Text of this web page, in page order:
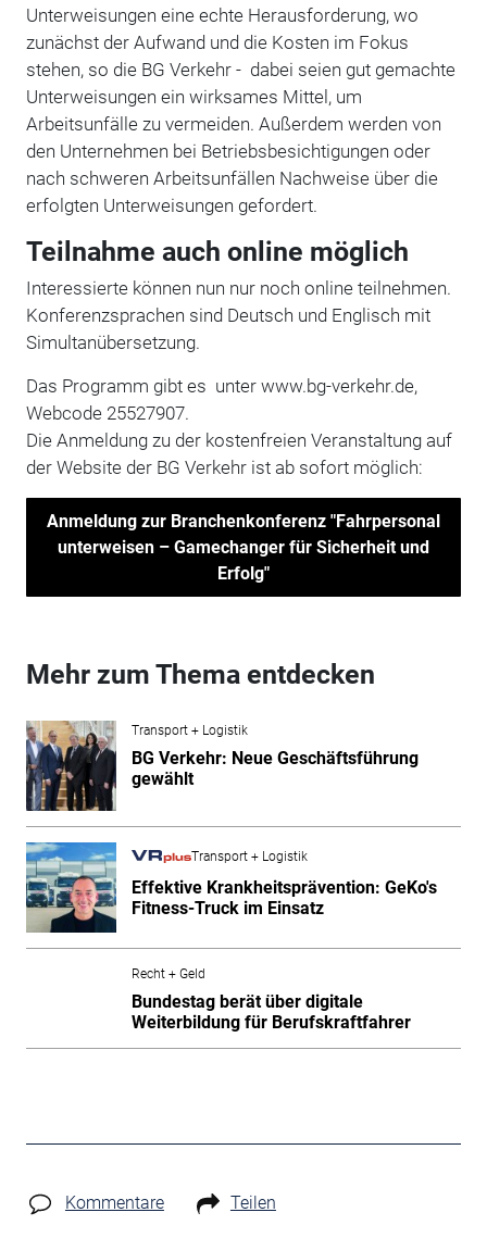
Unterweisungen eine echte Herausforderung, wo
zunächst der Aufwand und die Kosten im Fokus
stehen, so die BG Verkehr - dabei seien gut gemachte
Unterweisungen ein wirksames Mittel, um
Arbeitsunfälle zu vermeiden. Außerdem werden von
den Unternehmen bei Betriebsbesichtigungen oder
nach schweren Arbeitsunfällen Nachweise über die
erfolgten Unterweisungen gefordert.
Teilnahme auch online möglich
Interessierte können nun nur noch online teilnehmen.
Konferenzsprachen sind Deutsch und Englisch mit
Simultanübersetzung.
Das Programm gibt es unter www.bg-verkehr.de,
Webcode 25527907.
Die Anmeldung zu der kostenfreien Veranstaltung auf
der Website der BG Verkehr ist ab sofort möglich:
Anmeldung zur Branchenkonferenz "Fahrpersonal
unterweisen – Gamechanger für Sicherheit und
Erfolg"
Mehr zum Thema entdecken
Transport + Logistik
BG Verkehr: Neue Geschäftsführung
gewählt
Transport + Logistik
Effektive Krankheitsprävention: GeKo's
Fitness-Truck im Einsatz
Recht + Geld
Bundestag berät über digitale
Weiterbildung für Berufskraftfahrer
Kommentare Teilen